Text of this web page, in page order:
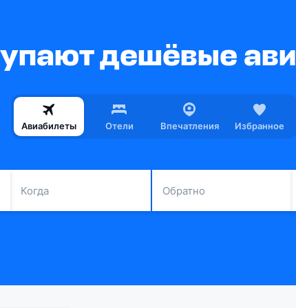
дешёвые
Авиабилеты Отели Впечатления Избранное
Когда Обратно